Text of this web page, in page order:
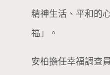
精神生活、平和的
福」。
安柏擔任幸福調查